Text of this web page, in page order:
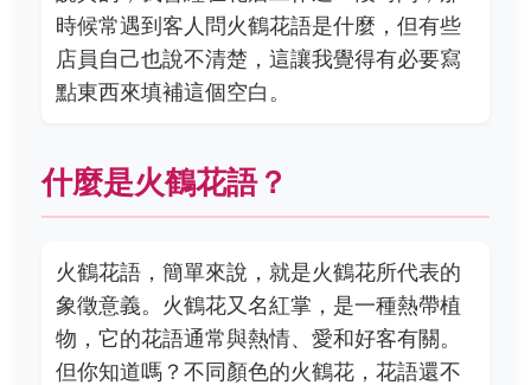
時候常遇到客人問火鶴花語是什麼，但有些
店員自己也說不清楚，這讓我覺得有必要寫
點東西來填補這個空白。
什麼是火鶴花語？
火鶴花語，簡單來說，就是火鶴花所代表的
象徵意義。火鶴花又名紅掌，是一種熱帶植
物，它的花語通常與熱情、愛和好客有關。
但你知道嗎？不同顏色的火鶴花，花語還不